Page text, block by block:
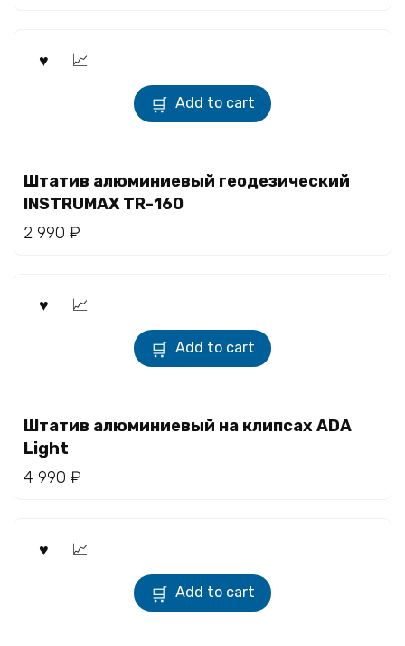
Add to cart
Штатив алюминиевый геодезический
INSTRUMAX TR-160
2 990 ₽
Add to cart
Штатив алюминиевый на клипсах ADA
Light
4 990 ₽
Add to cart